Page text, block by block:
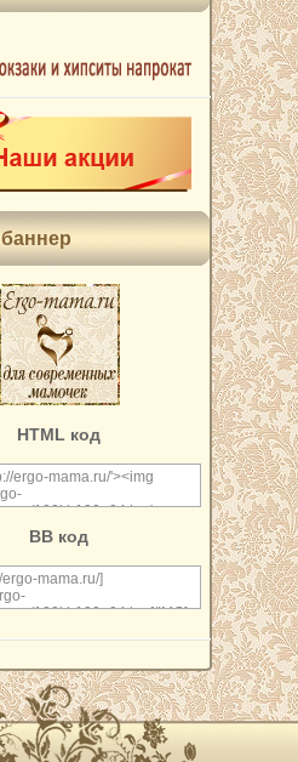
HTML код
BB код